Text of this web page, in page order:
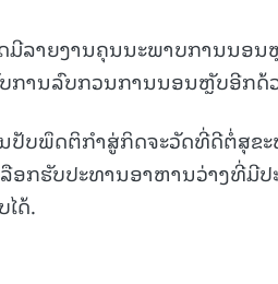
ລາຍງານຄຸນນະພາບການນອນ
ການລົບກວນການນອນຫຼັບອີກດ້
ປັບພຶດຕິກຳສູ່ກິດຈະວັດທີ່ດີຕໍ່ສຸຂ
ລືອກຮັບປະທານອາຫານວ່າງທີ່ມີ
ດ້.